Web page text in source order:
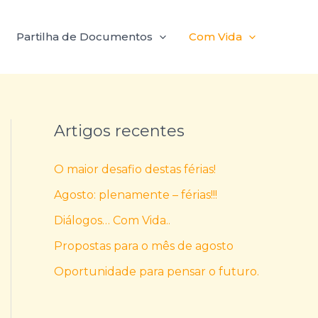
Partilha de Documentos Com Vida
Artigos recentes
O maior desafio destas férias!
Agosto: plenamente – férias!!!
Diálogos… Com Vida..
Propostas para o mês de agosto
Oportunidade para pensar o futuro.